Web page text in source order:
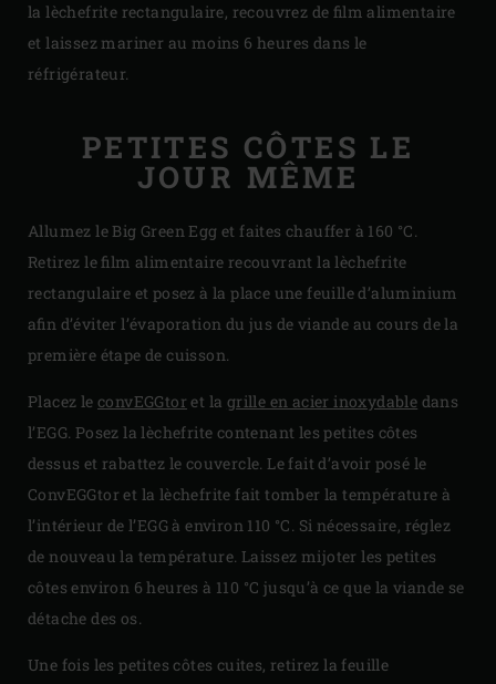
la lèchefrite rectangulaire, recouvrez de film alimentaire
et laissez mariner au moins 6 heures dans le
réfrigérateur.
PETITES CÔTES LE
JOUR MÊME
Allumez le Big Green Egg et faites chauffer à 160 °C.
Retirez le film alimentaire recouvrant la lèchefrite
rectangulaire et posez à la place une feuille d’aluminium
afin d’éviter l’évaporation du jus de viande au cours de la
première étape de cuisson.
Placez leconvEGGtor et la grille en acier inoxydable dans
l’EGG. Posez la lèchefrite contenant les petites côtes
dessus et rabattez le couvercle. Le fait d’avoir posé le
ConvEGGtor et la lèchefrite fait tomber la température à
l’intérieur de l’EGG à environ 110 °C. Si nécessaire, réglez
de nouveau la température. Laissez mijoter les petites
côtes environ 6 heures à 110 °C jusqu’à ce que la viande se
détache des os.
Une fois les petites côtes cuites, retirez la feuille